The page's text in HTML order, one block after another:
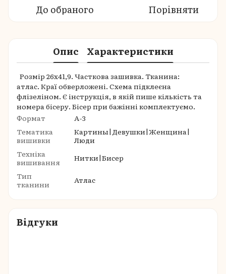
До обраного Порівняти
Опис Характеристики
Розмір 26х41,9. Часткова зашивка. Тканина:
атлас. Краї обверложені. Схема підклеєна
флізеліном. Є інструкція, в якій пише кількість та
номера бісеру. Бісер при бажінні комплектуємо.
Формат
A-3
Тематика
вишивки
Картины|Девушки|Женщина|
Люди
Техніка
вишивання
Нитки|Бисер
Тип
тканини
Атлас
Відгуки